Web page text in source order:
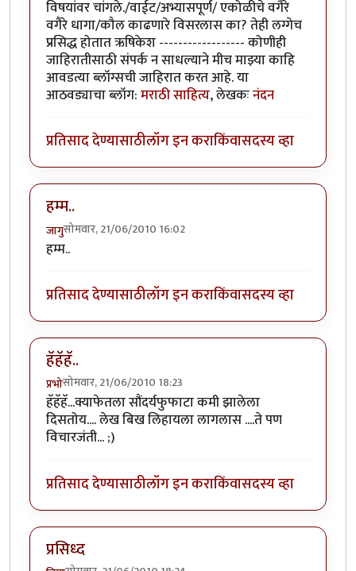
विषयांवर चांगले./वाईट/अभ्यासपूर्ण/ एकोळीचे वगैरे
वगैरे धागा/कौल काढणारे विसरलास का? तेही लग्गेच
प्रसिद्ध होतात ऋषिकेश ------------------ कोणीही
जाहिरातीसाठी संपर्क न साधल्याने मीच माझ्या काहि
आवडत्या ब्लॉग्सची जाहिरात करत आहे. या
आठवड्याचा ब्लॉग:मराठी साहित्य, लेखकःनंदन
प्रतिसाद देण्यासाठीलॉग इन कराकिंवासदस्य व्हा
हम्म..
जागुसोमवार, 21/06/2010 16:02
हम्म..
प्रतिसाद देण्यासाठीलॉग इन कराकिंवासदस्य व्हा
हॅहॅहॅ..
प्रभोसोमवार, 21/06/2010 18:23
हॅहॅहॅ...क्याफेतला सौंदर्यफुफाटा कमी झालेला
दिसतोय.... लेख बिख लिहायला लागलास ....ते पण
विचारजंती... ;)
प्रतिसाद देण्यासाठीलॉग इन कराकिंवासदस्य व्हा
प्रसिध्द